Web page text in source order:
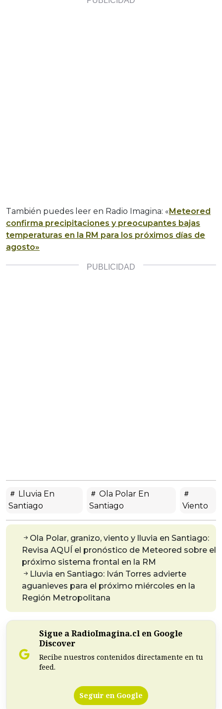
También puedes leer en Radio Imagina: «Meteored
confirma precipitaciones y preocupantes bajas
temperaturas en la RM para los próximos días de
agosto»
Lluvia En
Santiago
Ola Polar En
Santiago
Viento
Ola Polar, granizo, viento y lluvia en Santiago:
Revisa AQUÍ el pronóstico de Meteored sobre el
próximo sistema frontal en la RM
Lluvia en Santiago: Iván Torres advierte
aguanieves para el próximo miércoles en la
Región Metropolitana
Sigue a RadioImagina.cl en Google
Discover
Recibe nuestros contenidos directamente en tu
feed.
Seguir en Google